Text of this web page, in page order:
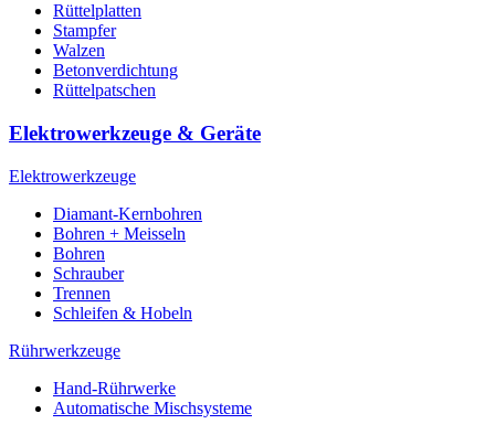
Rüttelplatten
Stampfer
Walzen
Betonverdichtung
Rüttelpatschen
Elektrowerkzeuge & Geräte
Elektrowerkzeuge
Diamant-Kernbohren
Bohren + Meisseln
Bohren
Schrauber
Trennen
Schleifen & Hobeln
Rührwerkzeuge
Hand-Rührwerke
Automatische Mischsysteme